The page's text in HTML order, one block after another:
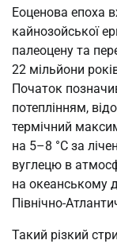
Еоценова епоха
кайнозойської
палеоцену та
22 мільйони
Початок
потеплінням,
термічний
на 5–8 °C за
вуглецю в
на океанському
Північно-
Такий різкий